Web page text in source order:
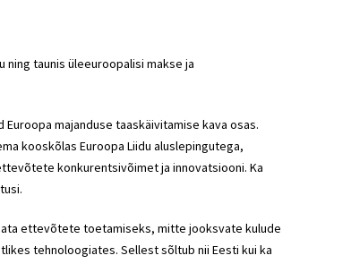
taunis üleeuroopalisi makse ja
majanduse taaskäivitamise kava osas.
kooskõlas Euroopa Liidu aluslepingutega,
konkurentsivõimet ja innovatsiooni. Ka
ettevõtete toetamiseks, mitte jooksvate kulude
tehnoloogiates. Sellest sõltub nii Eesti kui ka